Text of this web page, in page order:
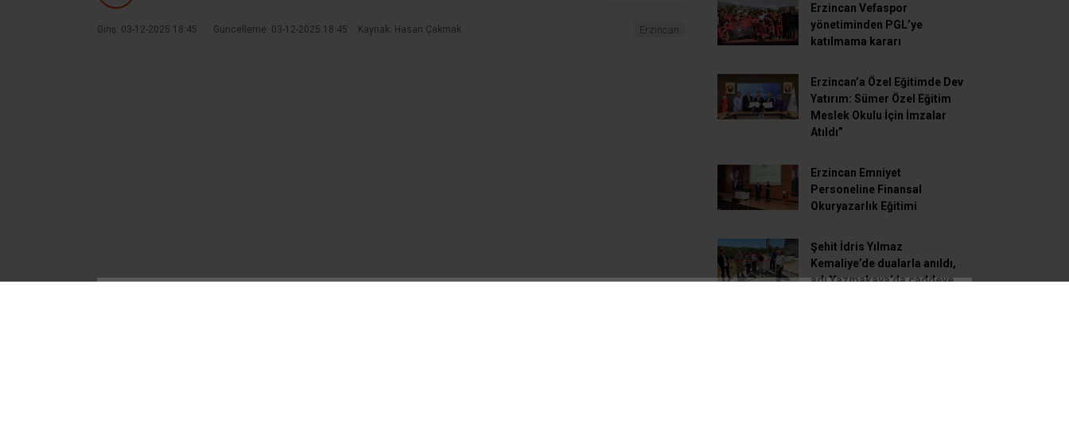
Giriş: 03-12-2025 18:45 Güncelleme: 03-12-2025 18:45 Kaynak: Hasan Çakmak Erzincan
Erzincan Vefaspor
yönetiminden PGL’ye
katılmama kararı
Erzincan’a Özel Eğitimde Dev
Yatırım: Sümer Özel Eğitim
Meslek Okulu İçin İmzalar
Atıldı”
Erzincan Emniyet
Personeline Finansal
Okuryazarlık Eğitimi
Şehit İdris Yılmaz
Kemaliye’de dualarla anıldı,
adı Yazmakaya’da caddeye